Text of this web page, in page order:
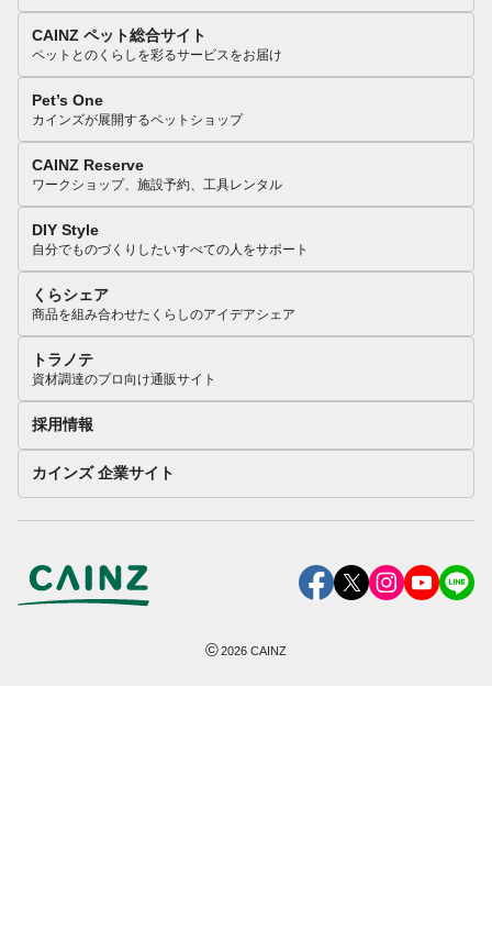
CAINZ ペット総合サイト
ペットとのくらしを彩るサービスをお届け
Pet’s One
カインズが展開するペットショップ
CAINZ Reserve
ワークショップ、施設予約、工具レンタル
DIY Style
自分でものづくりしたいすべての人をサポート
くらシェア
商品を組み合わせたくらしのアイデアシェア
トラノテ
資材調達のプロ向け通販サイト
採用情報
カインズ 企業サイト
©2026 CAINZ